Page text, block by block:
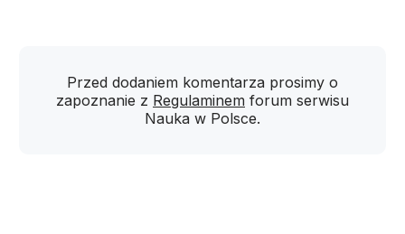
Przed dodaniem komentarza prosimy o
zapoznanie z Regulaminem forum serwisu
Nauka w Polsce.